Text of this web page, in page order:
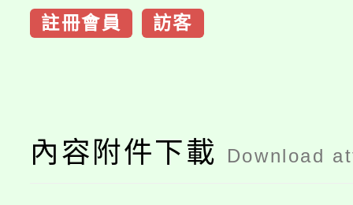
註冊會員 訪客
內容附件下載 Download